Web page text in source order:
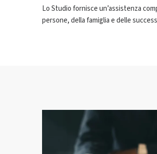
Lo Studio fornisce un’assistenza
persone, della famiglia e delle